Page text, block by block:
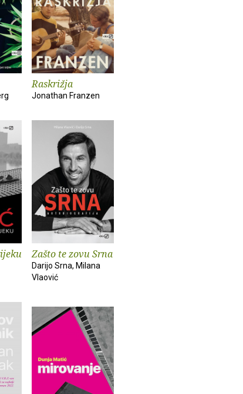
Raskrižja
Jonathan Franzen
Zašto te zovu Srna
Darijo Srna, Milana
Vlaović